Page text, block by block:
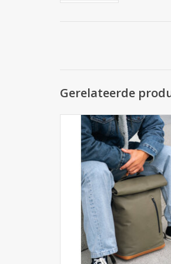
Gerelateerde
Aunts and Uncles Japan - Fukui
Fallen Rock is een gecoat
rugzak met een stoer sportief
uiterlijk. Waterafstotend
waterdichte ritsen. Winkel in
TOEVOEGEN AAN